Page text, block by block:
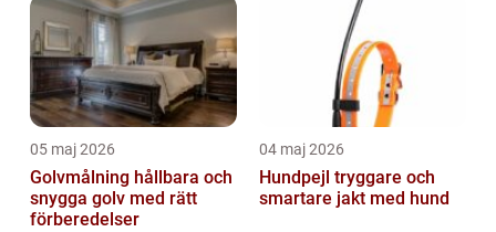
05 maj 2026
Golvmålning hållbara och
snygga golv med rätt
förberedelser
04 maj 2026
Hundpejl tryggare och
smartare jakt med hund